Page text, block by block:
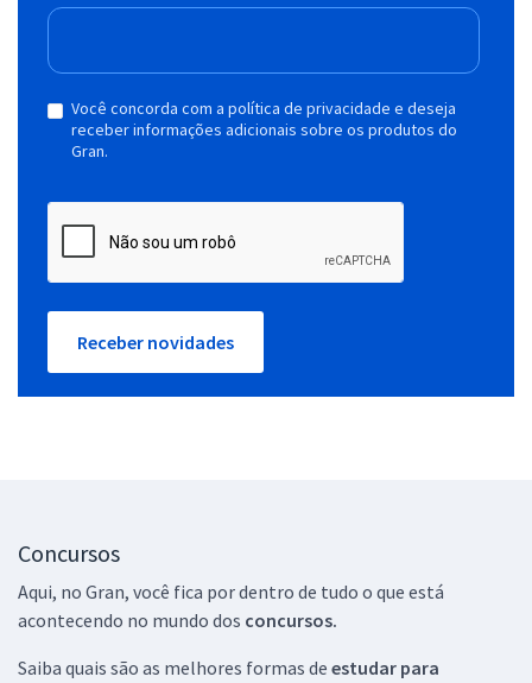
Você concorda com a política de privacidade e deseja
receber informações adicionais sobre os produtos do
Gran.
Receber novidades
Concursos
Aqui, no Gran, você fica por dentro de tudo o que está
acontecendo no mundo dos concursos.
Saiba quais são as melhores formas de estudar para